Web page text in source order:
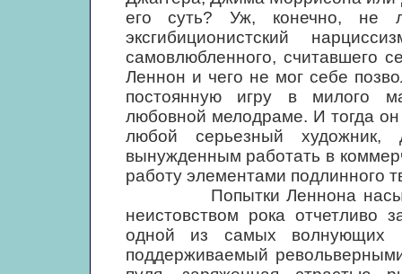
его суть? Уж, конечно, не
эксгибиционистский
самовлюбленного, считавшего
Леннон и чего не мог себе
постоянную игру в милого
любовной мелодраме. И тогда он
любой серьезный художник,
вынужденным работать в
работу элементами подлинного
Попытки Леннона
неистовством рока отчетливо
одной из самых волнующих
поддерживаемый